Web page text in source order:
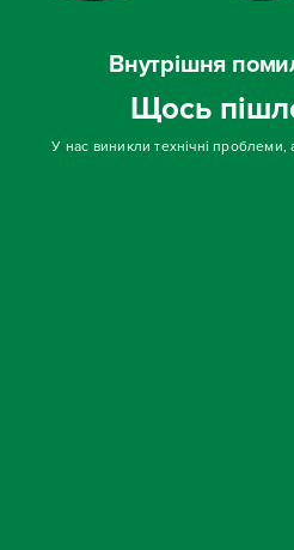
Внутрішня
Щось
У нас виникли технічні